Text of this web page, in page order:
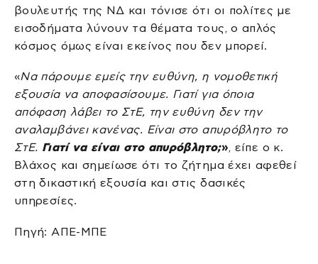
βουλευτής της ΝΔ και τόνισε ότι οι πολίτες με
εισοδήματα λύνουν τα θέματα τους, ο απλός
κόσμος όμως είναι εκείνος που δεν μπορεί.
«Να πάρουμε εμείς την ευθύνη, η νομοθετική
εξουσία να αποφασίσουμε. Γιατί για όποια
απόφαση λάβει το ΣτΕ, την ευθύνη δεν την
αναλαμβάνει κανένας. Είναι στο απυρόβλητο το
ΣτΕ. Γιατί να είναι στο απυρόβλητο;», είπε ο κ.
Βλάχος και σημείωσε ότι το ζήτημα έχει αφεθεί
στη δικαστική εξουσία και στις δασικές
υπηρεσίες.
Πηγή: ΑΠΕ-ΜΠΕ